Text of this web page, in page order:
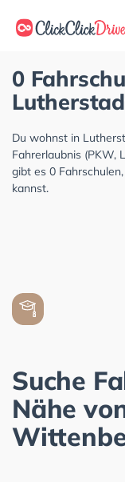
0
Du wohnst in
Fahrerlaubnis (PKW,
gibt es 0
kannst.
Suche
Nähe